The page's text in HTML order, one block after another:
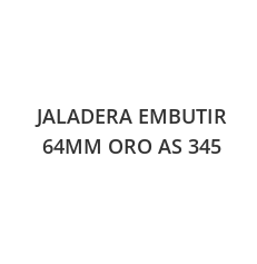
JALADERA EMBUTIR
64MM ORO AS 345